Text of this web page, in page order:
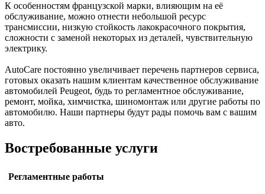
К особенностям французской марки, влияющим на её
обслуживание, можно отнести небольшой ресурс
трансмиссии, низкую стойкость лакокрасочного покрытия,
сложности с заменой некоторых из деталей, чувствительную
электрику.
AutoCare постоянно увеличивает перечень партнеров сервиса,
готовых оказать нашим клиентам качественное обслуживание
автомобилей Peugeot, будь то регламентное обслуживание,
ремонт, мойка, химчистка, шиномонтаж или другие работы по
автомобилю. Наши партнеры будут рады помочь вам с вашим
авто.
Востребованные услуги
Регламентные работы